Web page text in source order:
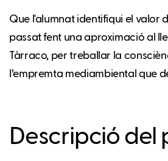
Que l'alumnat identifiqui el valor
passat fent una aproximació al
Tàrraco, per treballar la
l’empremta mediambiental que
Descripció del